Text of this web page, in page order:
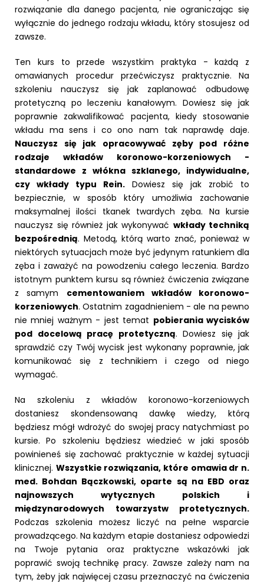
rozwiązanie dla danego pacjenta, nie ograniczając się
wyłącznie do jednego rodzaju wkładu, który stosujesz od
zawsze.
Ten kurs to przede wszystkim praktyka - każdą z
omawianych procedur przećwiczysz praktycznie. Na
szkoleniu nauczysz się jak zaplanować odbudowę
protetyczną po leczeniu kanałowym. Dowiesz się jak
poprawnie zakwalifikować pacjenta, kiedy stosowanie
wkładu ma sens i co ono nam tak naprawdę daje.
Nauczysz się jak opracowywać zęby pod różne
rodzaje wkładów koronowo-korzeniowych -
standardowe z włókna szklanego, indywidualne,
czy wkłady typu Rein. Dowiesz się jak zrobić to
bezpiecznie, w sposób który umożliwia zachowanie
maksymalnej ilości tkanek twardych zęba. Na kursie
nauczysz się również jak wykonywać wkłady techniką
bezpośrednią. Metodą, którą warto znać, ponieważ w
niektórych sytuacjach może być jedynym ratunkiem dla
zęba i zaważyć na powodzeniu całego leczenia. Bardzo
istotnym punktem kursu są również ćwiczenia związane
z samym cementowaniem wkładów koronowo-
korzeniowych. Ostatnim zagadnieniem - ale na pewno
nie mniej ważnym - jest temat pobierania wycisków
pod docelową pracę protetyczną. Dowiesz się jak
sprawdzić czy Twój wycisk jest wykonany poprawnie, jak
komunikować się z technikiem i czego od niego
wymagać.
Na szkoleniu z wkładów koronowo-korzeniowych
dostaniesz skondensowaną dawkę wiedzy, którą
będziesz mógł wdrożyć do swojej pracy natychmiast po
kursie. Po szkoleniu będziesz wiedzieć w jaki sposób
powinieneś się zachować praktycznie w każdej sytuacji
klinicznej. Wszystkie rozwiązania, które omawia dr n.
med. Bohdan Bączkowski, oparte są na EBD oraz
najnowszych wytycznych polskich i
międzynarodowych towarzystw protetycznych.
Podczas szkolenia możesz liczyć na pełne wsparcie
prowadzącego. Na każdym etapie dostaniesz odpowiedzi
na Twoje pytania oraz praktyczne wskazówki jak
poprawić swoją technikę pracy. Zawsze zależy nam na
tym, żeby jak najwięcej czasu przeznaczyć na ćwiczenia